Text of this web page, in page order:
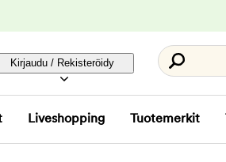
Kirjaudu / Rekisteröidy
Liveshopping Tuotemerkit